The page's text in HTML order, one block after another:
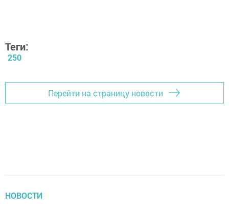
Теги:
250
Перейти на страницу новости
НОВОСТИ